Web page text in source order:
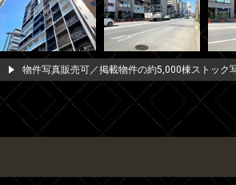
物件写真販売可／掲載物件の約5,000棟ストック